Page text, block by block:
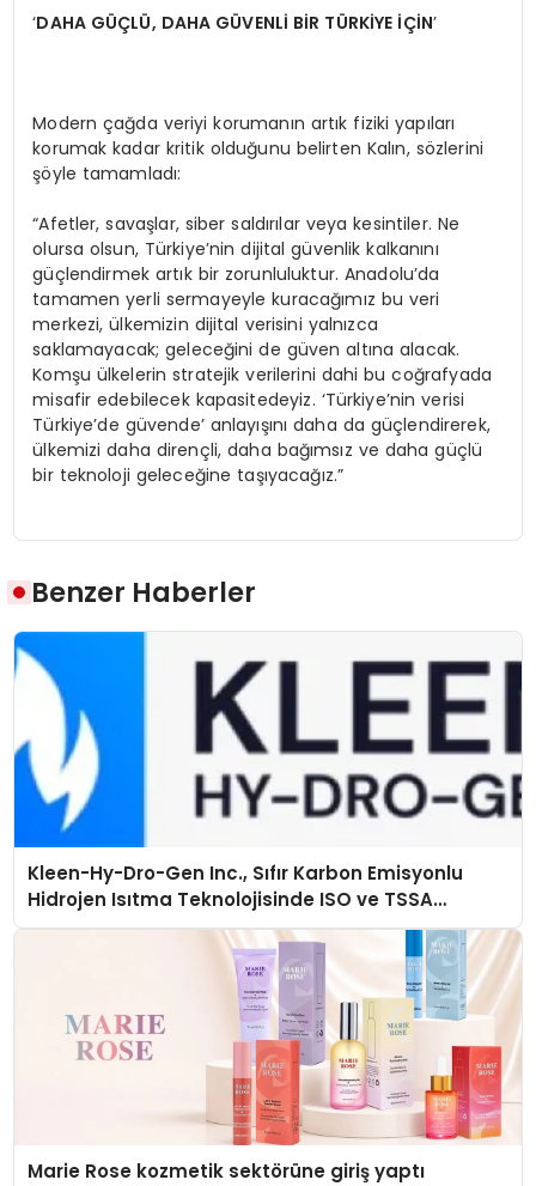
‘DAHA GÜÇLÜ, DAHA GÜVENLİ BİR TÜRKİYE İÇİN’
Modern çağda veriyi korumanın artık fiziki yapıları
korumak kadar kritik olduğunu belirten Kalın, sözlerini
şöyle tamamladı:
“Afetler, savaşlar, siber saldırılar veya kesintiler. Ne
olursa olsun, Türkiye’nin dijital güvenlik kalkanını
güçlendirmek artık bir zorunluluktur. Anadolu’da
tamamen yerli sermayeyle kuracağımız bu veri
merkezi, ülkemizin dijital verisini yalnızca
saklamayacak; geleceğini de güven altına alacak.
Komşu ülkelerin stratejik verilerini dahi bu coğrafyada
misafir edebilecek kapasitedeyiz. ‘Türkiye’nin verisi
Türkiye’de güvende’ anlayışını daha da güçlendirerek,
ülkemizi daha dirençli, daha bağımsız ve daha güçlü
bir teknoloji geleceğine taşıyacağız.”
Benzer Haberler
Kleen-Hy-Dro-Gen Inc., Sıfır Karbon Emisyonlu
Hidrojen Isıtma Teknolojisinde ISO ve TSSA
Düzenleyici Onaylarını Aldı
Marie Rose kozmetik sektörüne giriş yaptı